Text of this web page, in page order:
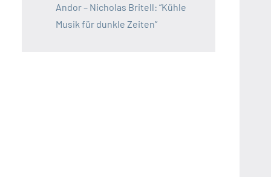
Andor – Nicholas Britell: “Kühle
Musik für dunkle Zeiten”